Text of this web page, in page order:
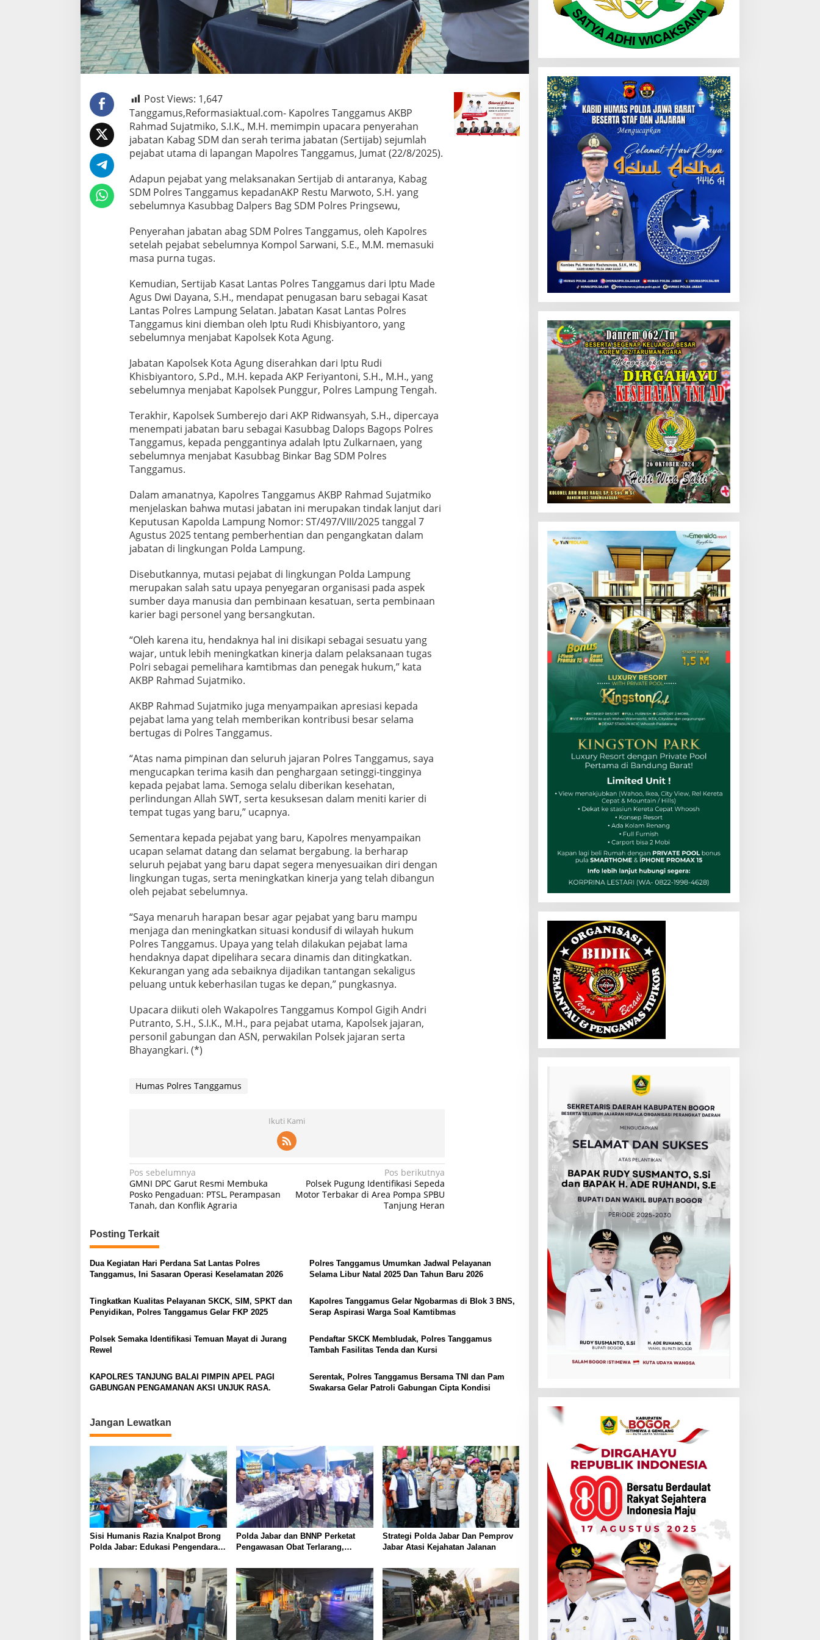
Post Views: 1,647
Tanggamus,Reformasiaktual.com- Kapolres Tanggamus AKBP
Rahmad Sujatmiko, S.I.K., M.H. memimpin upacara penyerahan
jabatan Kabag SDM dan serah terima jabatan (Sertijab) sejumlah
pejabat utama di lapangan Mapolres Tanggamus, Jumat (22/8/2025).
Adapun pejabat yang melaksanakan Sertijab di antaranya, Kabag
SDM Polres Tanggamus kepadanAKP Restu Marwoto, S.H. yang
sebelumnya Kasubbag Dalpers Bag SDM Polres Pringsewu,
Penyerahan jabatan abag SDM Polres Tanggamus, oleh Kapolres
setelah pejabat sebelumnya Kompol Sarwani, S.E., M.M. memasuki
masa purna tugas.
Kemudian, Sertijab Kasat Lantas Polres Tanggamus dari Iptu Made
Agus Dwi Dayana, S.H., mendapat penugasan baru sebagai Kasat
Lantas Polres Lampung Selatan. Jabatan Kasat Lantas Polres
Tanggamus kini diemban oleh Iptu Rudi Khisbiyantoro, yang
sebelumnya menjabat Kapolsek Kota Agung.
Jabatan Kapolsek Kota Agung diserahkan dari Iptu Rudi
Khisbiyantoro, S.Pd., M.H. kepada AKP Feriyantoni, S.H., M.H., yang
sebelumnya menjabat Kapolsek Punggur, Polres Lampung Tengah.
Terakhir, Kapolsek Sumberejo dari AKP Ridwansyah, S.H., dipercaya
menempati jabatan baru sebagai Kasubbag Dalops Bagops Polres
Tanggamus, kepada penggantinya adalah Iptu Zulkarnaen, yang
sebelumnya menjabat Kasubbag Binkar Bag SDM Polres
Tanggamus.
Dalam amanatnya, Kapolres Tanggamus AKBP Rahmad Sujatmiko
menjelaskan bahwa mutasi jabatan ini merupakan tindak lanjut dari
Keputusan Kapolda Lampung Nomor: ST/497/VIII/2025 tanggal 7
Agustus 2025 tentang pemberhentian dan pengangkatan dalam
jabatan di lingkungan Polda Lampung.
Disebutkannya, mutasi pejabat di lingkungan Polda Lampung
merupakan salah satu upaya penyegaran organisasi pada aspek
sumber daya manusia dan pembinaan kesatuan, serta pembinaan
karier bagi personel yang bersangkutan.
“Oleh karena itu, hendaknya hal ini disikapi sebagai sesuatu yang
wajar, untuk lebih meningkatkan kinerja dalam pelaksanaan tugas
Polri sebagai pemelihara kamtibmas dan penegak hukum,” kata
AKBP Rahmad Sujatmiko.
AKBP Rahmad Sujatmiko juga menyampaikan apresiasi kepada
pejabat lama yang telah memberikan kontribusi besar selama
bertugas di Polres Tanggamus.
“Atas nama pimpinan dan seluruh jajaran Polres Tanggamus, saya
mengucapkan terima kasih dan penghargaan setinggi-tingginya
kepada pejabat lama. Semoga selalu diberikan kesehatan,
perlindungan Allah SWT, serta kesuksesan dalam meniti karier di
tempat tugas yang baru,” ucapnya.
Sementara kepada pejabat yang baru, Kapolres menyampaikan
ucapan selamat datang dan selamat bergabung. Ia berharap
seluruh pejabat yang baru dapat segera menyesuaikan diri dengan
lingkungan tugas, serta meningkatkan kinerja yang telah dibangun
oleh pejabat sebelumnya.
“Saya menaruh harapan besar agar pejabat yang baru mampu
menjaga dan meningkatkan situasi kondusif di wilayah hukum
Polres Tanggamus. Upaya yang telah dilakukan pejabat lama
hendaknya dapat dipelihara secara dinamis dan ditingkatkan.
Kekurangan yang ada sebaiknya dijadikan tantangan sekaligus
peluang untuk keberhasilan tugas ke depan,” pungkasnya.
Upacara diikuti oleh Wakapolres Tanggamus Kompol Gigih Andri
Putranto, S.H., S.I.K., M.H., para pejabat utama, Kapolsek jajaran,
personil gabungan dan ASN, perwakilan Polsek jajaran serta
Bhayangkari. (*)
Humas Polres Tanggamus
Ikuti Kami
Navigasi
pos
Pos sebelumnya
GMNI DPC Garut Resmi Membuka
Posko Pengaduan: PTSL, Perampasan
Tanah, dan Konflik Agraria
Pos berikutnya
Polsek Pugung Identifikasi Sepeda
Motor Terbakar di Area Pompa SPBU
Tanjung Heran
Posting Terkait
Dua Kegiatan Hari Perdana Sat Lantas Polres
Tanggamus, Ini Sasaran Operasi Keselamatan 2026
Polres Tanggamus Umumkan Jadwal Pelayanan
Selama Libur Natal 2025 Dan Tahun Baru 2026
Tingkatkan Kualitas Pelayanan SKCK, SIM, SPKT dan
Penyidikan, Polres Tanggamus Gelar FKP 2025
Kapolres Tanggamus Gelar Ngobarmas di Blok 3 BNS,
Serap Aspirasi Warga Soal Kamtibmas
Polsek Semaka Identifikasi Temuan Mayat di Jurang
Rewel
Pendaftar SKCK Membludak, Polres Tanggamus
Tambah Fasilitas Tenda dan Kursi
KAPOLRES TANJUNG BALAI PIMPIN APEL PAGI
GABUNGAN PENGAMANAN AKSI UNJUK RASA.
Serentak, Polres Tanggamus Bersama TNI dan Pam
Swakarsa Gelar Patroli Gabungan Cipta Kondisi
Jangan Lewatkan
Sisi Humanis Razia Knalpot Brong
Polda Jabar: Edukasi Pengendara
Polda Jabar dan BNNP Perketat
Pengawasan Obat Terlarang,
Provinsi
Strategi Polda Jabar Dan Pemprov
Jabar Atasi Kejahatan Jalanan